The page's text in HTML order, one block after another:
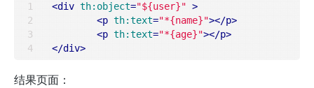
<div th:object="${user}" >
<p th:text="*{name}"></p>
<p th:text="*{age}"></p>
</div>
结果页面：